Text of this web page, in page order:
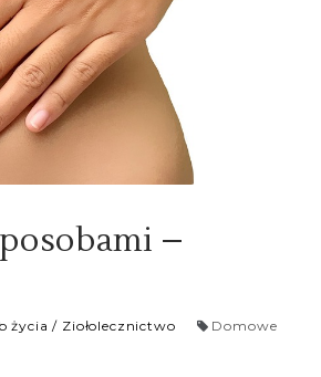
–
życia / Ziołolecznictwo
Domowe